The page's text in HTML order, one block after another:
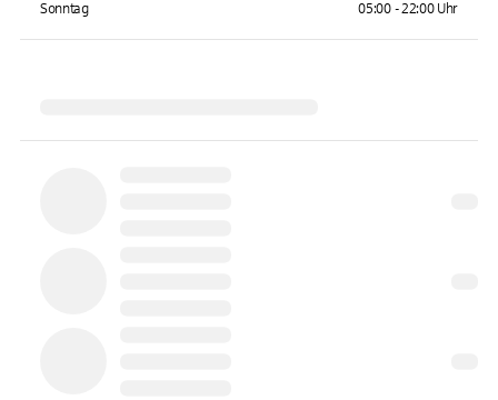
Sonntag 05:00 - 22:00 Uhr